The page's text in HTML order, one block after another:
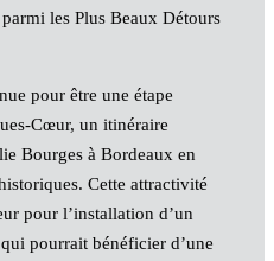
les Plus Beaux Détours
pour être une étape
Cœur, un itinéraire
Bourges à Bordeaux en
Cette attractivité
pour l’installation d’un
pourrait bénéficier d’une